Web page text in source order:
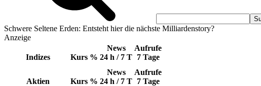
Schwere Seltene Erden: Entsteht hier die nächste Milliardenstory?
Anzeige
Indizes Kurs %
News
24 h / 7 T
Aufrufe
7 Tage
Aktien Kurs %
News
24 h / 7 T
Aufrufe
7 Tage